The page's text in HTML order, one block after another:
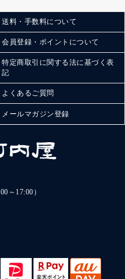
送料・手数料について
会員登録・ポイントについて
特定商取引に関する法に基づく表
記
よくあるご質問
メールマガジン登録
～17:00）